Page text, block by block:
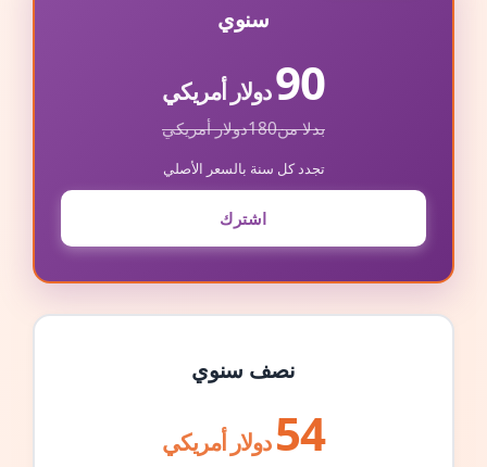
سنوي
90دولار أمريكي
بدلا من180دولار أمريكي
تجدد كل سنة بالسعر الأصلي
اشترك
نصف سنوي
54 دولار أمريكي